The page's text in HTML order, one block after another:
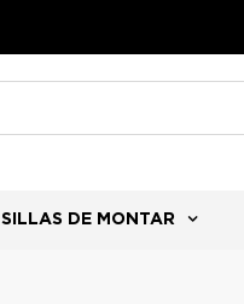
SILLAS DE MONTAR